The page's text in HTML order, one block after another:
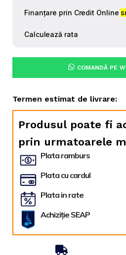
COMANDĂ PE
Termen estimat de livrare:
Produsul poate fi
prin urmatoarele
Plata ramburs
Plata cu cardul
Plata in rate
Achiziție SEAP